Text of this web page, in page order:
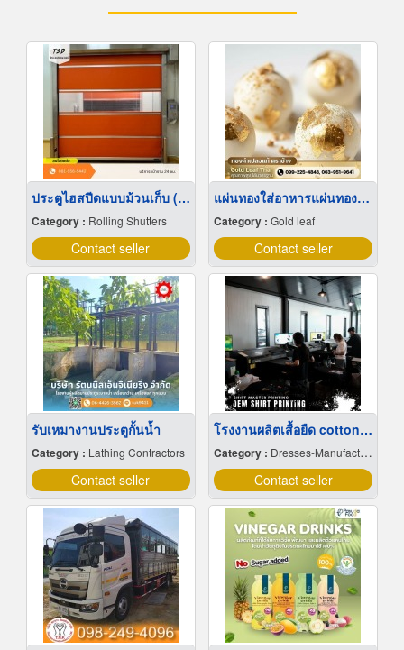
ประตูไฮสปีดแบบม้วนเก็บ (Roll-Up High Speed Door)
Category : Rolling Shutters
Contact seller
แผ่นทองใส่อาหารแผ่นทองติดขนมเค้กใส่ทอง
Category : Gold leaf
Contact seller
รับเหมางานประตูกั้นน้ำ
Category : Lathing Contractors
Contact seller
โรงงานผลิตเสื้อยืด cotton 100
Category : Dresses-Manufacturers
Contact seller